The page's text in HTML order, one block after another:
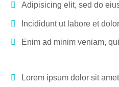
Adipisicing elit, sed do
Incididunt ut labore et
Enim ad minim veniam,
Lorem ipsum dolor sit